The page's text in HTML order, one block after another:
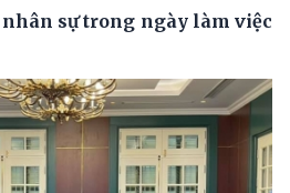
nhân sự trong ngày làm việc